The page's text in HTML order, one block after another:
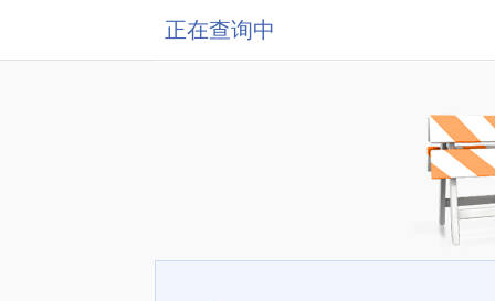
正在查询中